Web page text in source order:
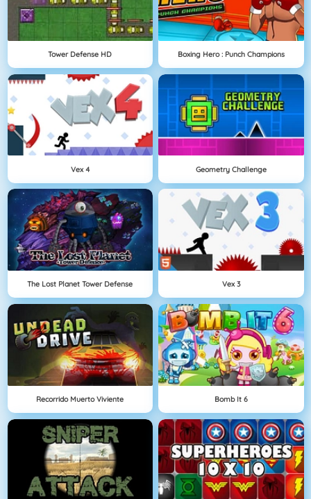
Tower Defense HD Boxing Hero : Punch Champions
Vex 4 Geometry Challenge
The Lost Planet Tower Defense Vex 3
Recorrido Muerto Viviente Bomb It 6